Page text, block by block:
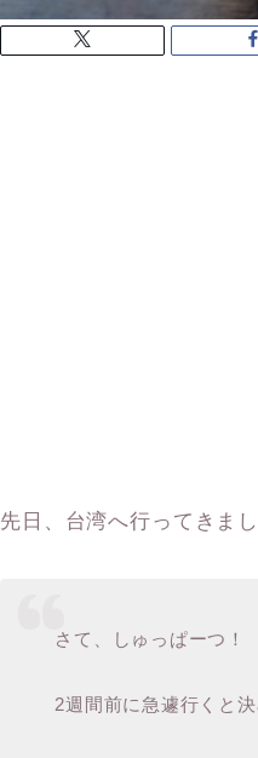
先日、台湾へ行ってきまし
さて、しゅっぱーつ！
2週間前に急遽行くと決